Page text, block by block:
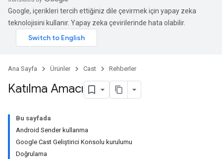
Google, içerikleri tercih ettiğiniz dile çevirmek için yapay zeka
teknolojisini kullanır. Yapay zeka çevirilerinde hata olabilir.
Ana Sayfa Ürünler Cast Rehberler
Katılma Amacı
Bu sayfada
Android Sender kullanma
Google Cast Geliştirici Konsolu kurulumu
Doğrulama